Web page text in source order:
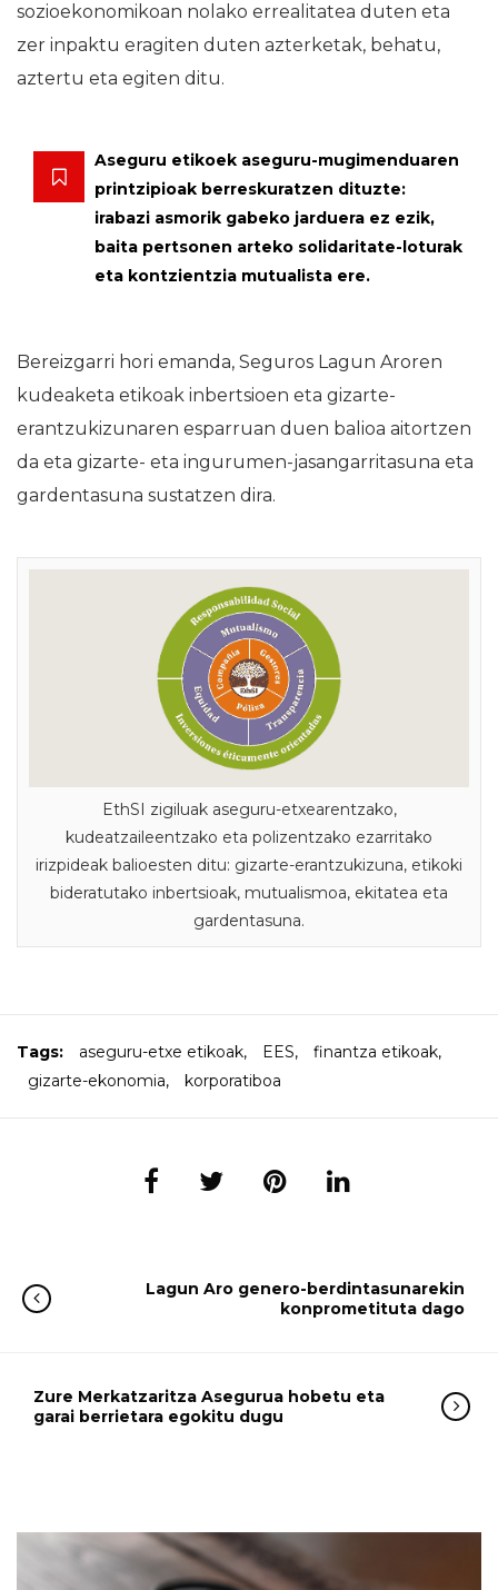
sozioekonomikoan nolako errealitatea duten eta
zer inpaktu eragiten duten azterketak, behatu,
aztertu eta egiten ditu.
Aseguru etikoek aseguru-mugimenduaren
printzipioak berreskuratzen dituzte:
irabazi asmorik gabeko jarduera ez ezik,
baita pertsonen arteko solidaritate-loturak
eta kontzientzia mutualista ere.
Bereizgarri hori emanda, Seguros Lagun Aroren
kudeaketa etikoak inbertsioen eta gizarte-
erantzukizunaren esparruan duen balioa aitortzen
da eta gizarte- eta ingurumen-jasangarritasuna eta
gardentasuna sustatzen dira.
EthSI zigiluak aseguru-etxearentzako,
kudeatzaileentzako eta polizentzako ezarritako
irizpideak balioesten ditu: gizarte-erantzukizuna, etikoki
bideratutako inbertsioak, mutualismoa, ekitatea eta
gardentasuna.
Tags: aseguru-etxe etikoak, EES, finantza etikoak,
gizarte-ekonomia, korporatiboa
Lagun Aro genero-berdintasunarekin
konprometituta dago
Zure Merkatzaritza Asegurua hobetu eta
garai berrietara egokitu dugu